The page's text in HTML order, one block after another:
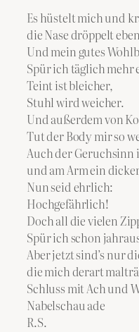
Es hüstelt mich und
die Nase dröppelt
Und mein gutes
Spür ich täglich mehr
Teint ist bleicher,
Stuhl wird weicher.
Und außerdem von
Tut der Body mir so
Auch der Geruchsinn
und am Arm ein
Nun seid ehrlich:
Hochgefährlich!
Doch all die vielen
Spür ich schon
Aber jetzt sind’s nur
die mich derart
Schluss mit Ach und
Nabelschau ade
R.S.